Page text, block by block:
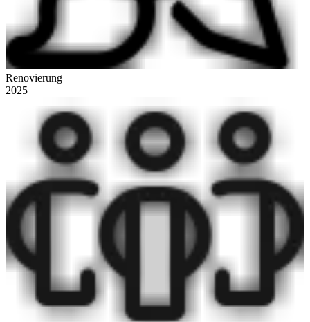
Renovierung
2025